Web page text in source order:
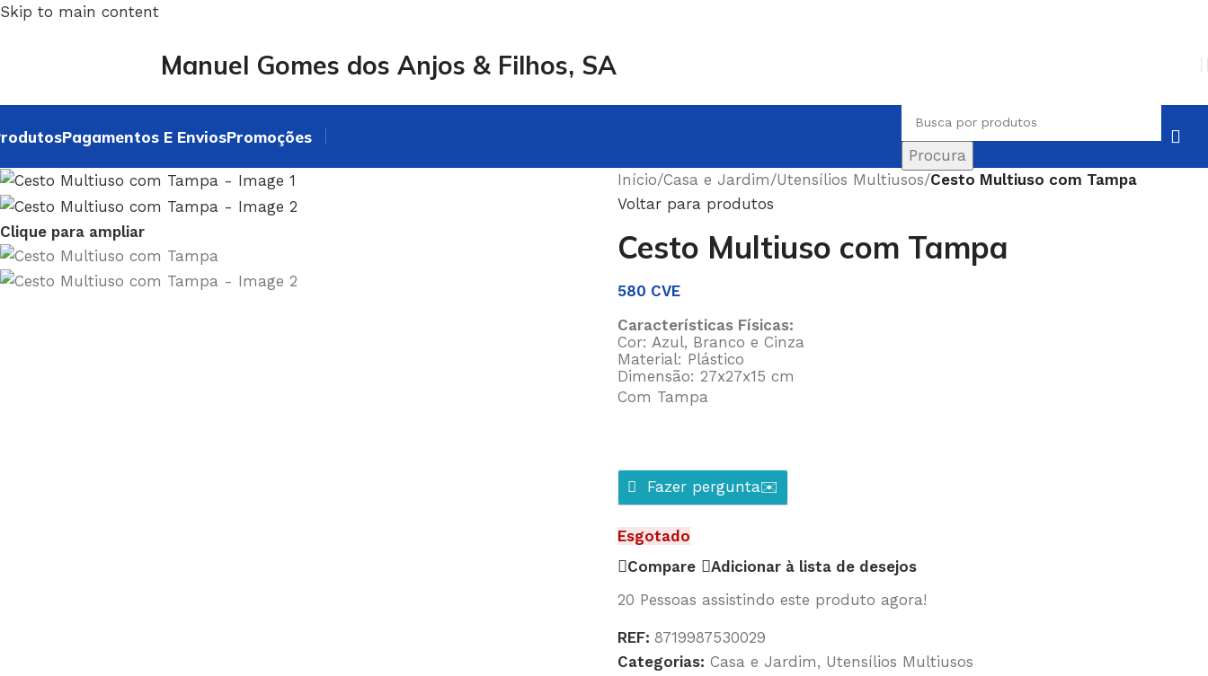
Skip to main content
Manuel Gomes dos Anjos & Filhos, SA
Pagamentos E EnviosPromoções
Procura
Clique para ampliar
Início/Casa e Jardim/Utensílios Multiusos/Cesto Multiuso com Tampa
Voltar para produtos
Cesto Multiuso com Tampa
580 CVE
Características Físicas:
Cor: Azul, Branco e Cinza
Material: Plástico
Dimensão: 27x27x15 cm
Com Tampa
Fazer pergunta✉️
Esgotado
Compare
Adicionar à lista de desejos
20 Pessoas assistindo este produto agora!
REF: 8719987530029
Categorias: Casa e Jardim, Utensílios Multiusos